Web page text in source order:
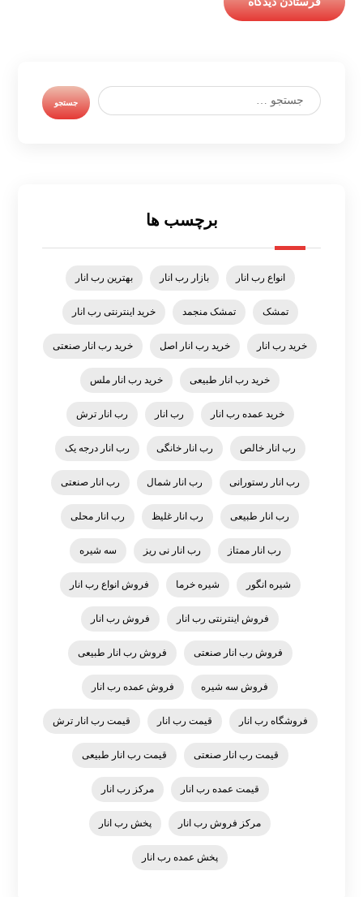
برچسب ها
انواع رب انار بازار رب انار بهترین رب انار
تمشک تمشک منجمد خرید اینترنتی رب انار
خرید رب انار خرید رب انار اصل خرید رب انار صنعتی
خرید رب انار طبیعی خرید رب انار ملس
خرید عمده رب انار رب انار رب انار ترش
رب انار خالص رب انار خانگی رب انار درجه یک
رب انار رستورانی رب انار شمال رب انار صنعتی
رب انار طبیعی رب انار غلیظ رب انار محلی
رب انار ممتاز رب انار نی ریز سه شیره
شیره انگور شیره خرما فروش انواع رب انار
فروش اینترنتی رب انار فروش رب انار
فروش رب انار صنعتی فروش رب انار طبیعی
فروش سه شیره فروش عمده رب انار
فروشگاه رب انار قیمت رب انار قیمت رب انار ترش
قیمت رب انار صنعتی قیمت رب انار طبیعی
قیمت عمده رب انار مرکز رب انار
مرکز فروش رب انار پخش رب انار
پخش عمده رب انار